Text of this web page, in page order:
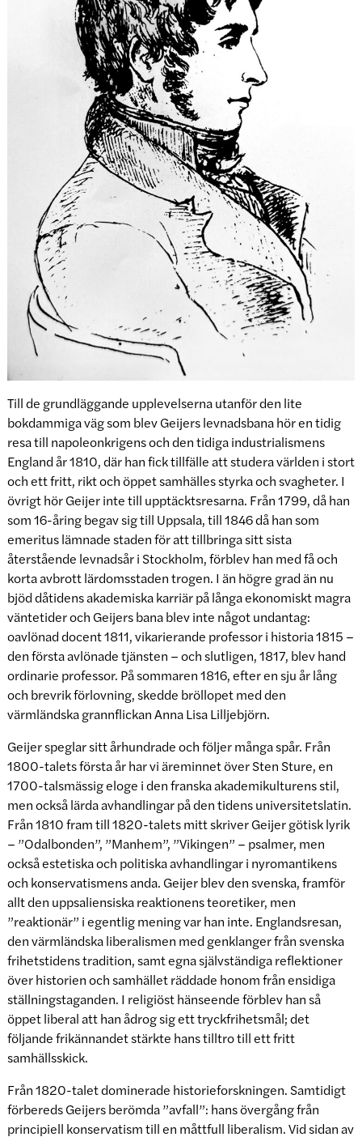
Till de grundläggande upplevelserna utanför den lite
bokdammiga väg som blev Geijers levnadsbana hör en tidig
resa till napoleonkrigens och den tidiga industrialismens
England år 1810, där han fick tillfälle att studera världen i stort
och ett fritt, rikt och öppet samhälles styrka och svagheter. I
övrigt hör Geijer inte till upptäcktsresarna. Från 1799, då han
som 16-åring begav sig till Uppsala, till 1846 då han som
emeritus lämnade staden för att tillbringa sitt sista
återstående levnadsår i Stockholm, förblev han med få och
korta avbrott lärdomsstaden trogen. I än högre grad än nu
bjöd dåtidens akademiska karriär på långa ekonomiskt magra
väntetider och Geijers bana blev inte något undantag:
oavlönad docent 1811, vikarierande professor i historia 1815 –
den första avlönade tjänsten – och slutligen, 1817, blev hand
ordinarie professor. På sommaren 1816, efter en sju år lång
och brevrik förlovning, skedde bröllopet med den
värmländska grannflickan Anna Lisa Lilljebjörn.
Geijer speglar sitt århundrade och följer många spår. Från
1800-talets första år har vi äreminnet över Sten Sture, en
1700-talsmässig eloge i den franska akademikulturens stil,
men också lärda avhandlingar på den tidens universitetslatin.
Från 1810 fram till 1820-talets mitt skriver Geijer götisk lyrik
– ”Odalbonden”, ”Manhem”, ”Vikingen” – psalmer, men
också estetiska och politiska avhandlingar i nyromantikens
och konservatismens anda. Geijer blev den svenska, framför
allt den uppsaliensiska reaktionens teoretiker, men
”reaktionär” i egentlig mening var han inte. Englandsresan,
den värmländska liberalismen med genklanger från svenska
frihetstidens tradition, samt egna självständiga reflektioner
över historien och samhället räddade honom från ensidiga
ställningstaganden. I religiöst hänseende förblev han så
öppet liberal att han ådrog sig ett tryckfrihetsmål; det
följande frikännandet stärkte hans tilltro till ett fritt
samhällsskick.
Från 1820-talet dominerade historieforskningen. Samtidigt
förbereds Geijers berömda ”avfall”: hans övergång från
principiell konservatism till en måttfull liberalism. Vid sidan av